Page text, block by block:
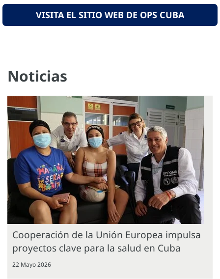
VISITA EL SITIO WEB DE OPS CUBA
Noticias
Cooperación de la Unión Europea impulsa
proyectos clave para la salud en Cuba
22 Mayo 2026